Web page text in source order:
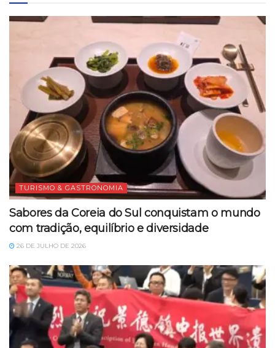
TURISMO & GASTRONOMIA
Sabores da Coreia do Sul conquistam o mundo
com tradição, equilíbrio e diversidade
26 DE JULHO DE 2026